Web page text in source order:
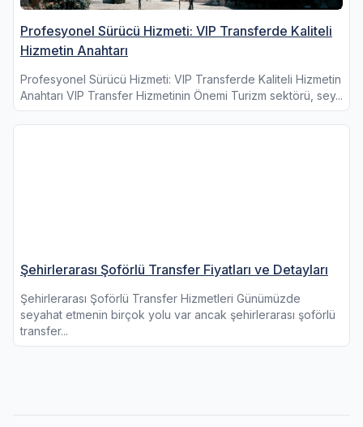
Profesyonel Sürücü Hizmeti: VIP Transferde Kaliteli
Hizmetin Anahtarı
Profesyonel Sürücü Hizmeti: VIP Transferde Kaliteli Hizmetin
Anahtarı VIP Transfer Hizmetinin Önemi Turizm sektörü, sey...
Şehirlerarası Şoförlü Transfer Fiyatları ve Detayları
Şehirlerarası Şoförlü Transfer Hizmetleri Günümüzde
seyahat etmenin birçok yolu var ancak şehirlerarası şoförlü
transfer...